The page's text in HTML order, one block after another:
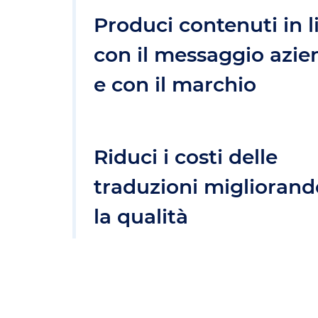
Produci contenuti in
con il messaggio
e con il marchio
Riduci i costi delle
traduzioni
la qualità